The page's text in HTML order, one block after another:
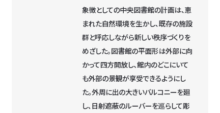
象徴としての中央図書館の計画は、恵
まれた自然環境を生かし、既存の施設
群と呼応しながら新しい秩序づくりを
めざした。図書館の平面形は外部に向
かって四方開放し、館内のどこにいて
も外部の景観が享受できるようにし
た。外周に出の大きいバルコニーを廻
し、日射遮蔽のルーバーを巡らして彫